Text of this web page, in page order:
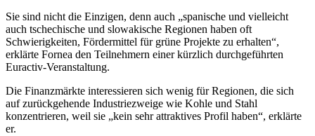
Sie sind nicht die Einzigen, denn auch „spanische und vielleicht
auch tschechische und slowakische Regionen haben oft
Schwierigkeiten, Fördermittel für grüne Projekte zu erhalten“,
erklärte Fornea den Teilnehmern einer kürzlich durchgeführten
Euractiv-Veranstaltung.
Die Finanzmärkte interessieren sich wenig für Regionen, die sich
auf zurückgehende Industriezweige wie Kohle und Stahl
konzentrieren, weil sie „kein sehr attraktives Profil haben“, erklärte
er.